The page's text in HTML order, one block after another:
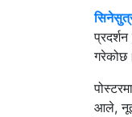
गरेकोछ।
आले,